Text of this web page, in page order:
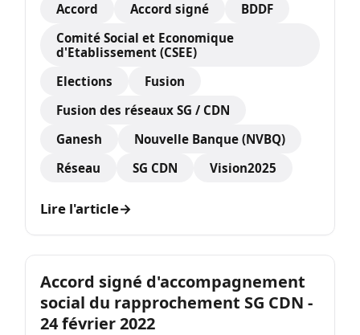
Accord Accord signé
BDDF
Comité Social et Economique
d'Etablissement (CSEE)
Elections
Fusion
Fusion des réseaux SG / CDN
Ganesh
Nouvelle Banque (NVBQ)
Réseau
SG CDN Vision2025
Lire l'article→
Accord signé d'accompagnement
social du rapprochement SG CDN -
24 février 2022